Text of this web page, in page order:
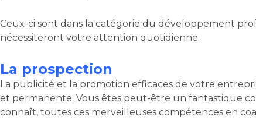
Ceux-ci sont dans la catégorie du développement
nécessiteront votre attention quotidienne.
La prospection
La publicité et la promotion efficaces de votre
et permanente. Vous êtes peut-être un fantastique
connaît, toutes ces merveilleuses compétences en